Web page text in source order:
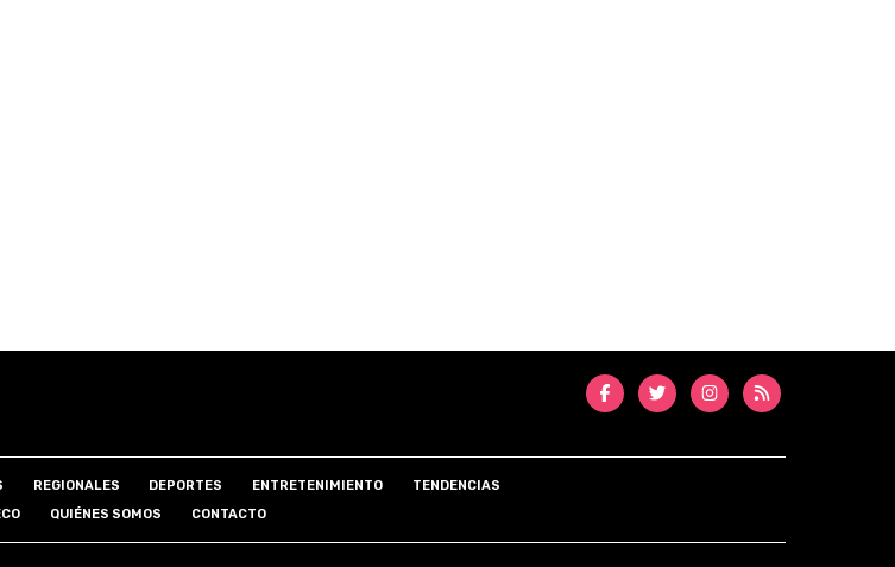
REGIONALES DEPORTES ENTRETENIMIENTO
TENDENCIAS
QUIÉNES SOMOS CONTACTO